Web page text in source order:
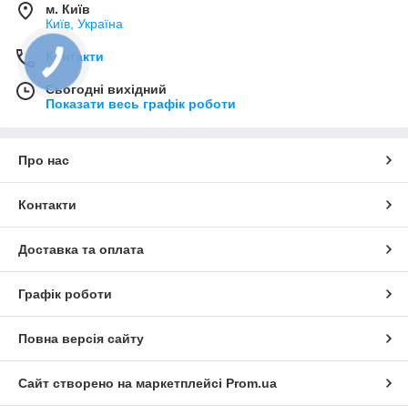
м. Київ
Київ, Україна
Контакти
Сьогодні вихідний
Показати весь графік роботи
Про нас
Контакти
Доставка та оплата
Графік роботи
Повна версія сайту
Сайт створено на маркетплейсі Prom.ua